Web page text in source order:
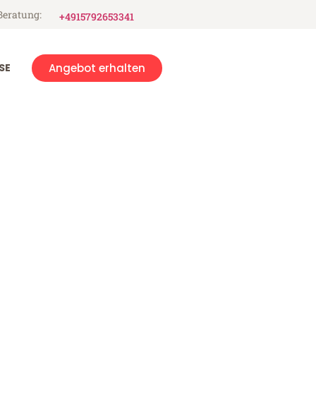
+4915792653341
Angebot erhalten